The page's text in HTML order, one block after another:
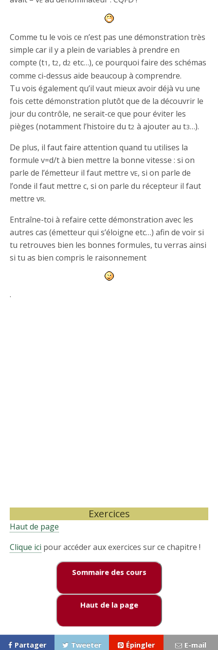
Comme tu le vois ce n’est pas une démonstration très
simple car il y a plein de variables à prendre en
compte (t1 , t2, d2 etc…), ce pourquoi faire des schémas
comme ci-dessus aide beaucoup à comprendre.
Tu vois également qu’il vaut mieux avoir déjà vu une
fois cette démonstration plutôt que de la découvrir le
jour du contrôle, ne serait-ce que pour éviter les
pièges (notamment l’histoire du t2 à ajouter au t3…).
De plus, il faut faire attention quand tu utilises la
formule v=d/t à bien mettre la bonne vitesse : si on
parle de l’émetteur il faut mettre vE, si on parle de
l’onde il faut mettre c, si on parle du récepteur il faut
mettre vR.
Entraîne-toi à refaire cette démonstration avec les
autres cas (émetteur qui s’éloigne etc…) afin de voir si
tu retrouves bien les bonnes formules, tu verras ainsi
si tu as bien compris le raisonnement
.
Exercices
Haut de page
Clique ici pour accéder aux exercices sur ce chapitre !
Sommaire des cours
Haut de la page
Partager Tweeter Épingler E-mail